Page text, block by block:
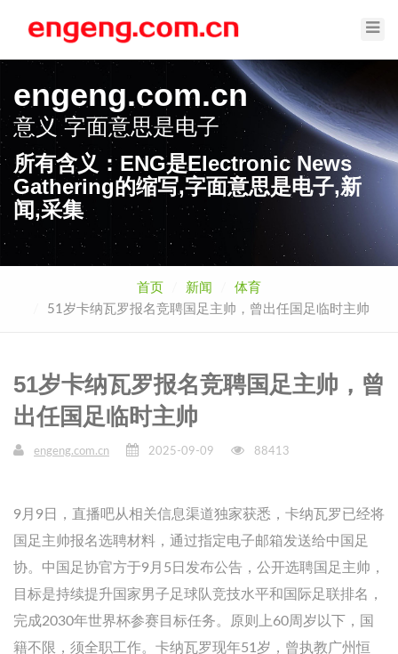
engeng.com.cn
意义字面意思是电子
所有含义：ENG是Electronic News
Gathering的缩写,字面意思是电子,新
闻,采集
首页 新闻
体育
51岁卡纳瓦罗报名竞聘国足主帅，曾出任国足临时主帅
51岁卡纳瓦罗报名竞聘国足主帅，曾
出任国足临时主帅
engeng.com.cn 2025-09-09 88413
9月9日，直播吧从相关信息渠道独家获悉，卡纳瓦罗已经将
国足主帅报名选聘材料，通过指定电子邮箱发送给中国足
协。中国足协官方于9月5日发布公告，公开选聘国足主帅，
目标是持续提升国家男子足球队竞技水平和国际足联排名，
完成2030年世界杯参赛目标任务。原则上60周岁以下，国
籍不限，须全职工作。卡纳瓦罗现年51岁，曾执教广州恒